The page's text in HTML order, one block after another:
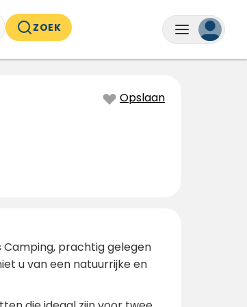
ZOEK
Opslaan
Camping, prachtig gelegen
u van een natuur­rijke en